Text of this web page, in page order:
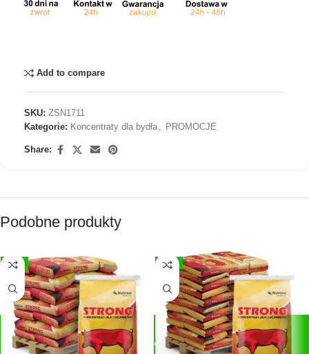
Add to compare
SKU: ZSN1711
Kategorie: Koncentraty dla bydła PROMOCJE
Share:
Podobne produkty
-3% -5%
SZYBKIE PŁATNOŚCI